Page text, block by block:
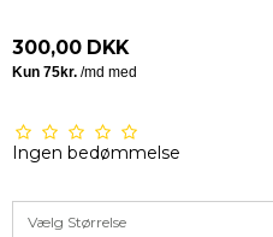
300,00 DKK
Ingen bedømmelse
Vælg Størrelse